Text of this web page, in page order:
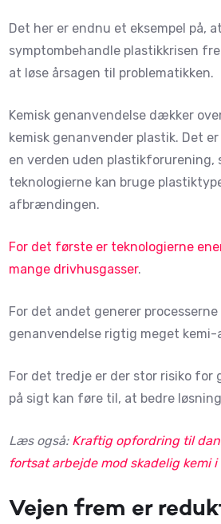
Det her er endnu et eksempel på,
symptombehandle plastikkrisen
at løse årsagen til problematikken.
Kemisk genanvendelse dækker
kemisk genanvender plastik. Det
en verden uden plastikforurening,
teknologierne kan bruge
afbrændingen.
For det første er teknologierne
mange drivhusgasser.
For det andet generer processerne
genanvendelse rigtig meget kemi-
For det tredje er der stor risiko for
på sigt kan føre til, at bedre
Læs også: Kraftig opfordring til
fortsat arbejde mod skadelig kemi
Vejen frem er